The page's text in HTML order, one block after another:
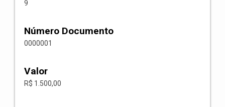
9
Número Documento
0000001
Valor
R$ 1.500,00